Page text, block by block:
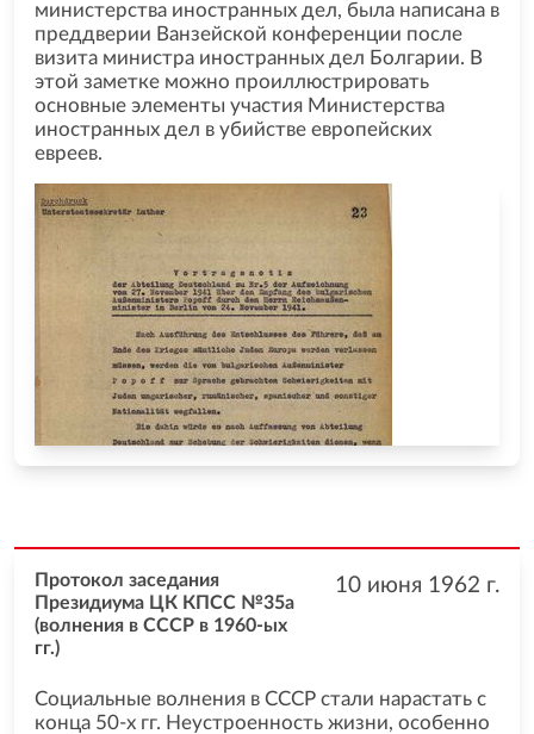
министерства иностранных дел, была написана в
преддверии Ванзейской конференции после
визита министра иностранных дел Болгарии. В
этой заметке можно проиллюстрировать
основные элементы участия Министерства
иностранных дел в убийстве европейских
евреев.
10 июня 1962 г.
Протокол заседания
Президиума ЦК КПСС №35а
(волнения в СССР в 1960-ых
гг.)
Социальные волнения в СССР стали нарастать с
конца 50-х гг. Неустроенность жизни, особенно